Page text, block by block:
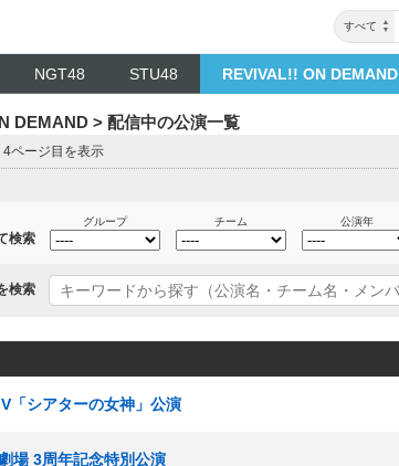
すべて
NGT48 STU48 REVIVAL!! ON DEMAND
DEMAND > 配信中の公演一覧
ージ目を表示
検索
グループ チーム 公演年
検索
「シアターの女神」公演
場 3周年記念特別公演